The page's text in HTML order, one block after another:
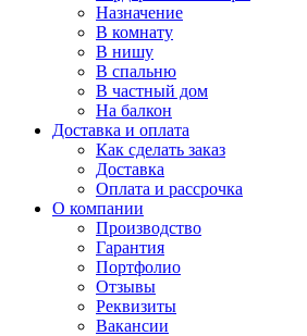
Назначение
В комнату
В нишу
В спальню
В частный дом
На балкон
Доставка и оплата
Как сделать заказ
Доставка
Оплата и рассрочка
О компании
Производство
Гарантия
Портфолио
Отзывы
Реквизиты
Вакансии